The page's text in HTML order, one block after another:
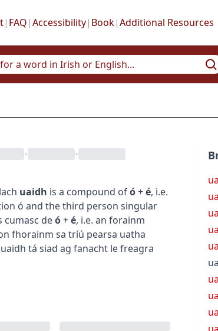
| FAQ |Accessibility| Book|Additional Resources
•
•
uaidh is a compound ofó+é, i.e.
ó and the third person singular
cumasc deó+é, i.e. an forainm
fhorainm sa tríú pearsa uatha
tá siad ag fanacht le freagra